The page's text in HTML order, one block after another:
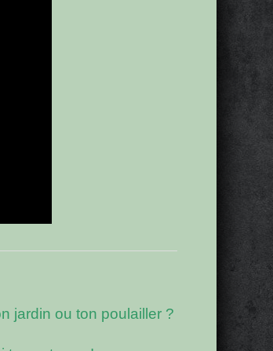
jardin ou ton poulailler ?